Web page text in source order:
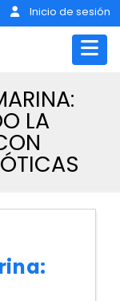
Inicio de sesión
LA